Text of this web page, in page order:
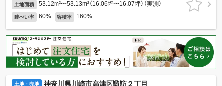
土地面積 53.12m²〜53.13m²（16.06坪〜16.07坪）（実測）
建ぺい率 60% 容積率 160%
土地・売地 神奈川県川崎市高津区諏訪２丁目